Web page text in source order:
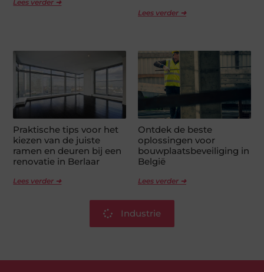
Lees verder ➜
Lees verder ➜
Praktische tips voor het
kiezen van de juiste
ramen en deuren bij een
renovatie in Berlaar
Lees verder ➜
Ontdek de beste
oplossingen voor
bouwplaatsbeveiliging in
België
Lees verder ➜
Industrie